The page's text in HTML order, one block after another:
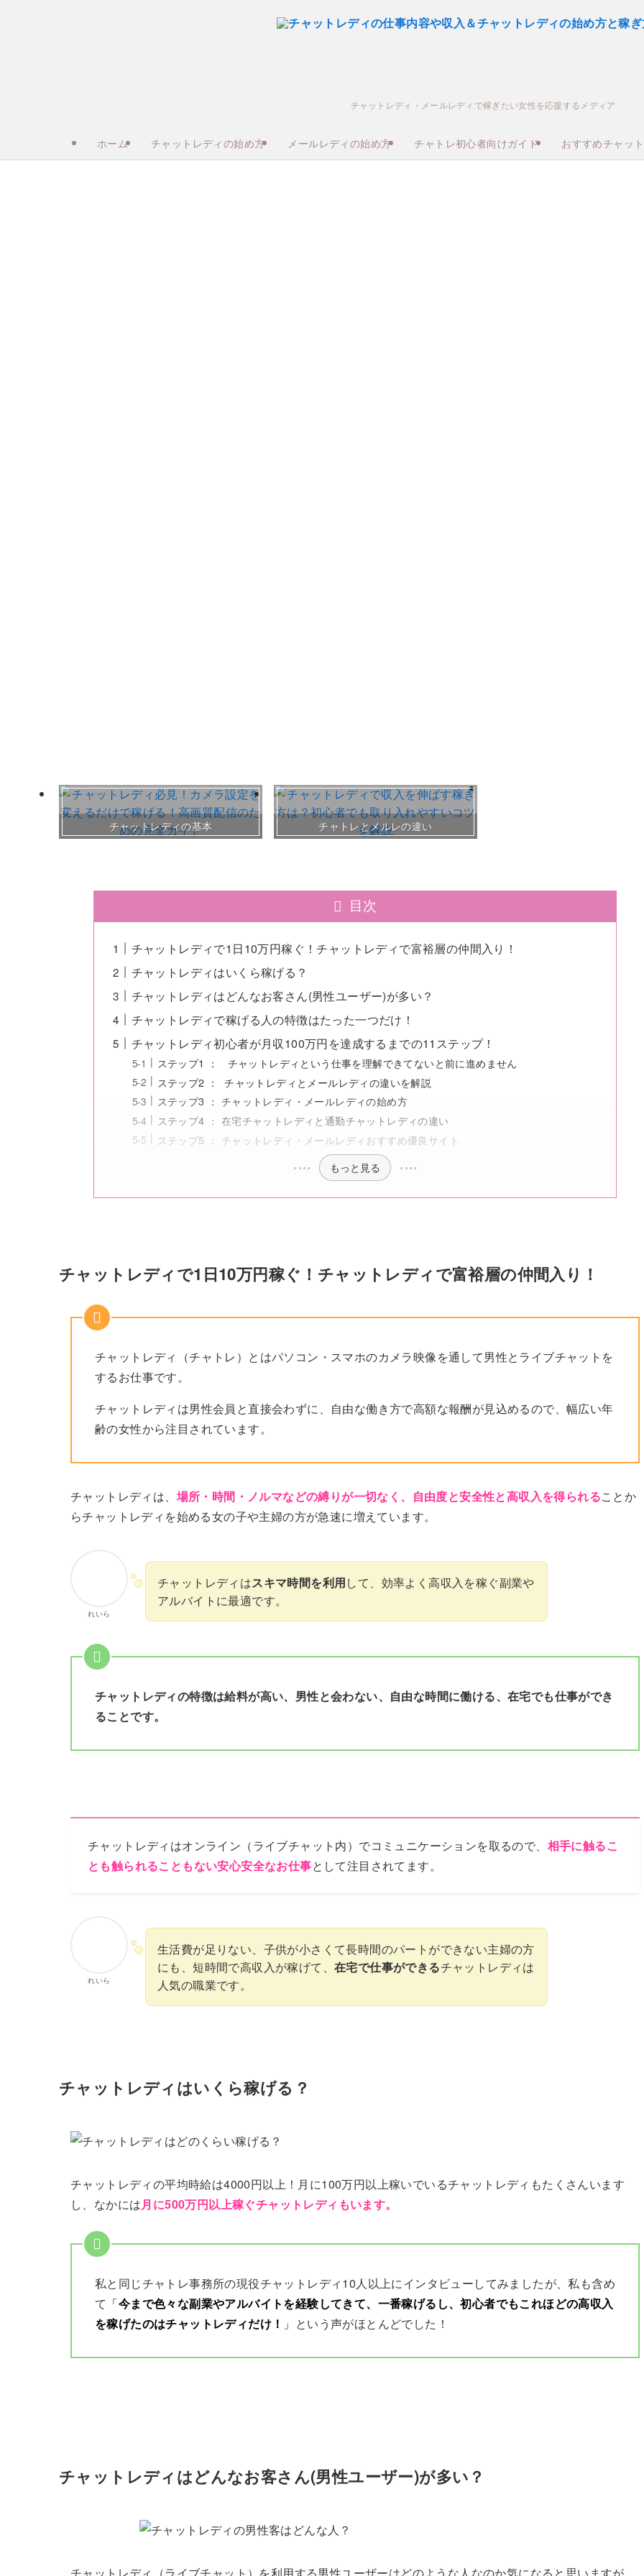
チャットレディ・メールレディで稼ぎたい女性を応援するメディア
ホーム チャットレディの始め方 メールレディの始め方 チャトレ初心者向けガイド おすすめチャッ
チャットレディの基本 チャトレとメルレの違い
目次
チャットレディで1日10万円稼ぐ！チャットレディで富裕層の仲間入り！
チャットレディはいくら稼げる？
チャットレディはどんなお客さん(男性ユーザー)が多い？
チャットレディで稼げる人の特徴はたった一つだけ！
チャットレディ初心者が月収100万円を達成するまでの11ステップ！
ステップ1 ： チャットレディという仕事を理解できてないと前に進めません
ステップ2 ： チャットレディとメールレディの違いを解説
ステップ3 ： チャットレディ・メールレディの始め方
ステップ4 ： 在宅チャットレディと通勤チャットレディの違い
ステップ5 ： チャットレディ・メールレディおすすめ優良サイト
もっと見る
チャットレディで1日10万円稼ぐ！チャットレディで富裕層の仲間入り！
チャットレディ（チャトレ）とはパソコン・スマホのカメラ映像を通して男性とライブチャットを
するお仕事です。
チャットレディは男性会員と直接会わずに、自由な働き方で高額な報酬が見込めるので、幅広い年
齢の女性から注目されています。
チャットレディは、 場所・時間・ノルマなどの縛りが一切なく、自由度と安全性と高収入を得られることか
らチャットレディを始める女の子や主婦の方が急速に増えています。
れいら
チャットレディはスキマ時間を利用して、効率よく高収入を稼ぐ副業や
アルバイトに最適です。
チャットレディの特徴は給料が高い、男性と会わない、自由な時間に働ける、在宅でも仕事ができ
ることです。
チャットレディはオンライン（ライブチャット内）でコミュニケーションを取るので、 相手に触るこ
とも触られることもない安心安全なお仕事として注目されてます。
れいら
生活費が足りない、子供が小さくて長時間のパートができない主婦の方
にも、短時間で高収入が稼げて、 在宅で仕事ができるチャットレディは
人気の職業です。
チャットレディはいくら稼げる？
チャットレディの平均時給は4000円以上！月に100万円以上稼いでいるチャットレディもたくさんいます
し、なかには月に500万円以上稼ぐチャットレディもいます。
私と同じチャトレ事務所の現役チャットレディ10人以上にインタビューしてみましたが、私も含め
て 「今まで色々な副業やアルバイトを経験してきて、一番稼げるし、初心者でもこれほどの高収入
を稼げたのはチャットレディだけ！ 」 という声がほとんどでした！
チャットレディはどんなお客さん(男性ユーザー)が多い？